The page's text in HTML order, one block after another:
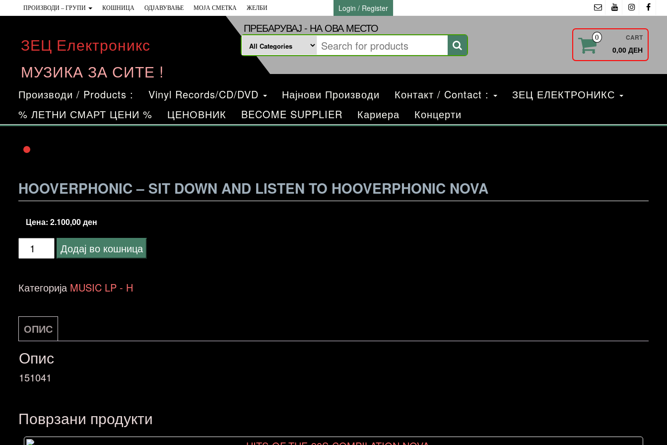
to
content
ПРОИЗВОДИ – ГРУПИ КОШНИЦА ОДЈАВУВАЊЕ МОЈА СМЕТКА ЖЕЛБИ Login / Register
ЗЕЦ Електроникс
МУЗИКА ЗА СИТЕ !
ПРЕБАРУВАЈ - НА ОВА МЕСТО
0 CART
0,00 ДЕН
Производи / Products : Vinyl Records/CD/DVD Најнови Производи Контакт / Contact :
ЗЕЦ ЕЛЕКТРОНИКС
% ЛЕТНИ СМАРТ ЦЕНИ %
ЦЕНОВНИК BECOME SUPPLIER Кариера Концерти
HOOVERPHONIC – SIT DOWN AND LISTEN TO HOOVERPHONIC NOVA
Цена: 2.100,00ден
Hooverphonic
Sit
and
Listen
to
Hooverphonic
Додај во кошница
Категорија MUSIC LP - H
ОПИС
Опис
151041
Поврзани продукти